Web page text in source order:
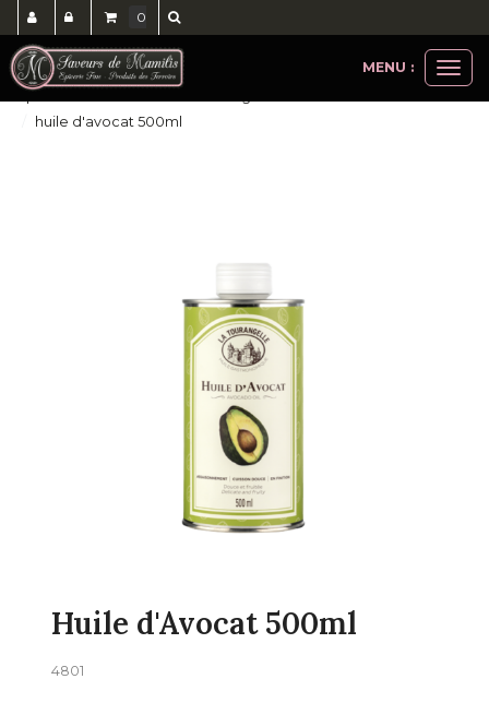
le
MENU :
epicerie salée
huile d'avocat 500ml
Huile d'Avocat 500ml
4801
0